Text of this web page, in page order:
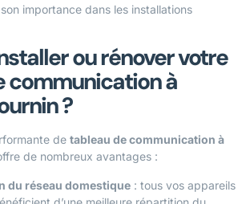
importance dans les installations
ou rénover votre
communication à
?
de tableau de communication à
de nombreux avantages :
du réseau domestique : tous vos appareils